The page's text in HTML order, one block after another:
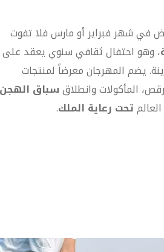
في شهر فبراير أو مارس فلا تفوت
، وهو احتفال ثقافي سنوي يعقد على
يضم المهرجان معرضاً لمنتجات
المأكولات وانطلاقسباق الهجن
تحت رعاية الملك.